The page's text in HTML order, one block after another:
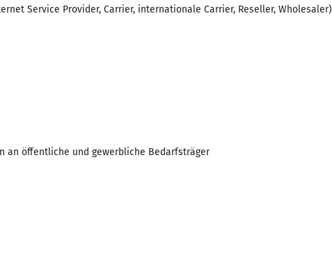
Service Provider, Carrier, internationale Carrier, Reseller, Wholesaler)
an öffentliche und gewerbliche Bedarfsträger